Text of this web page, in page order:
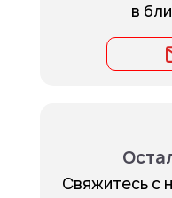
в
Свяжитесь с